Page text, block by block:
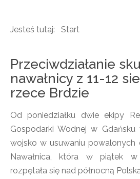
Jesteś tutaj: Start
Przeciwdziałanie
nawałnicy z 11-12
rzece Brdzie
Od poniedziałku dwie ekipy
Gospodarki Wodnej w Gdańsku
wojsko w usuwaniu powalonych
Nawałnica, która w piątek
rozpętała się nad północną